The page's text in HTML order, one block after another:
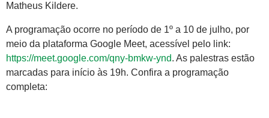
Matheus Kildere.
A programação ocorre no período de 1º a 10 de julho, por
meio da plataforma Google Meet, acessível pelo link:
https://meet.google.com/qny-bmkw-ynd. As palestras estão
marcadas para início às 19h. Confira a programação
completa: